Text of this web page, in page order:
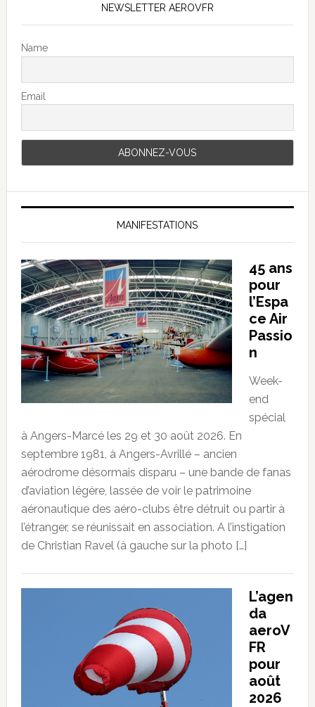
NEWSLETTER AEROVFR
Name
Email
MANIFESTATIONS
45 ans
pour
l’Espa
ce Air
Passio
n
Week-
end
spécial
à Angers-Marcé les 29 et 30 août 2026. En
septembre 1981, à Angers-Avrillé – ancien
aérodrome désormais disparu – une bande de fanas
d’aviation légère, lassée de voir le patrimoine
aéronautique des aéro-clubs être détruit ou partir à
l’étranger, se réunissait en association. A l’instigation
de Christian Ravel (à gauche sur la photo […]
L’agen
da
aeroV
FR
pour
août
2026